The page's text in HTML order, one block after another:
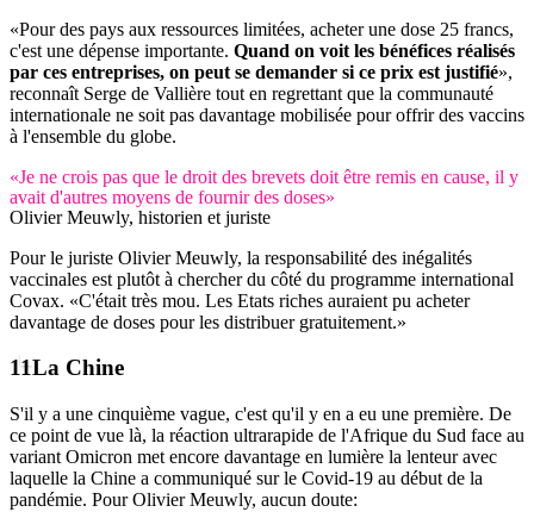
«Pour des pays aux ressources limitées, acheter une dose 25 francs,
c'est une dépense importante. Quand on voit les bénéfices réalisés
par ces entreprises, on peut se demander si ce prix est justifié»,
reconnaît Serge de Vallière tout en regrettant que la communauté
internationale ne soit pas davantage mobilisée pour offrir des vaccins
à l'ensemble du globe.
«Je ne crois pas que le droit des brevets doit être remis en cause, il y
avait d'autres moyens de fournir des doses»
Olivier Meuwly, historien et juriste
Pour le juriste Olivier Meuwly, la responsabilité des inégalités
vaccinales est plutôt à chercher du côté du programme international
Covax. «C'était très mou. Les Etats riches auraient pu acheter
davantage de doses pour les distribuer gratuitement.»
La Chine
S'il y a une cinquième vague, c'est qu'il y en a eu une première. De
ce point de vue là, la réaction ultrarapide de l'Afrique du Sud face au
variant Omicron met encore davantage en lumière la lenteur avec
laquelle la Chine a communiqué sur le Covid-19 au début de la
pandémie. Pour Olivier Meuwly, aucun doute: